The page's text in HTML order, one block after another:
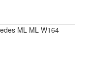
ML ML W164